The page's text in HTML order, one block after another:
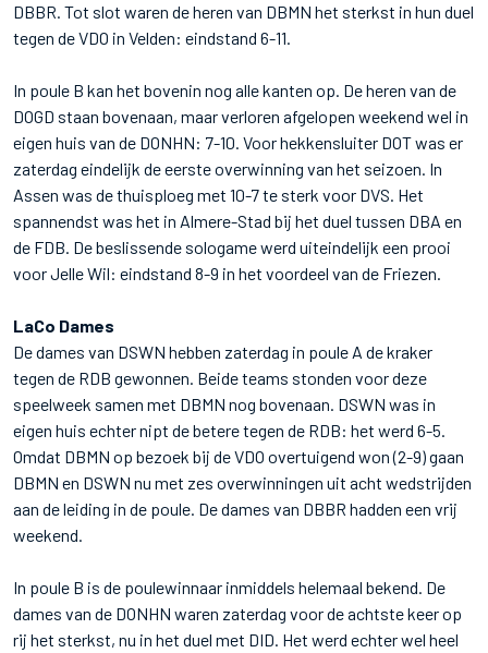
DBBR. Tot slot waren de heren van DBMN het sterkst in hun duel
tegen de VDO in Velden: eindstand 6-11.
In poule B kan het bovenin nog alle kanten op. De heren van de
DOGD staan bovenaan, maar verloren afgelopen weekend wel in
eigen huis van de DONHN: 7-10. Voor hekkensluiter DOT was er
zaterdag eindelijk de eerste overwinning van het seizoen. In
Assen was de thuisploeg met 10-7 te sterk voor DVS. Het
spannendst was het in Almere-Stad bij het duel tussen DBA en
de FDB. De beslissende sologame werd uiteindelijk een prooi
voor Jelle Wil: eindstand 8-9 in het voordeel van de Friezen.
LaCo Dames
De dames van DSWN hebben zaterdag in poule A de kraker
tegen de RDB gewonnen. Beide teams stonden voor deze
speelweek samen met DBMN nog bovenaan. DSWN was in
eigen huis echter nipt de betere tegen de RDB: het werd 6-5.
Omdat DBMN op bezoek bij de VDO overtuigend won (2-9) gaan
DBMN en DSWN nu met zes overwinningen uit acht wedstrijden
aan de leiding in de poule. De dames van DBBR hadden een vrij
weekend.
In poule B is de poulewinnaar inmiddels helemaal bekend. De
dames van de DONHN waren zaterdag voor de achtste keer op
rij het sterkst, nu in het duel met DID. Het werd echter wel heel